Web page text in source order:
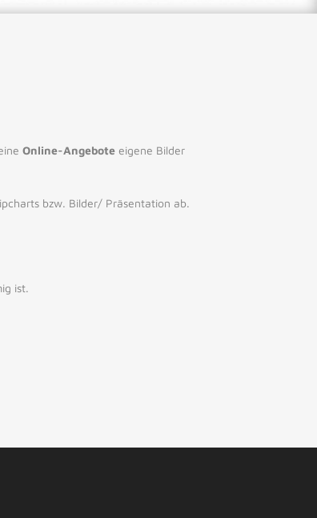
Online-Angebote eigene Bilder
bzw. Bilder/ Präsentation ab.
ist.